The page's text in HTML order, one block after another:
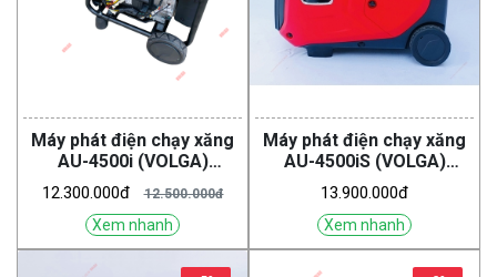
Máy phát điện chạy xăng
AU-4500i (VOLGA)
(Inverter)
12.300.000đ 12.500.000đ
Xem nhanh
Máy phát điện chạy xăng
AU-4500iS (VOLGA)
(Inverter)
13.900.000đ
Xem nhanh